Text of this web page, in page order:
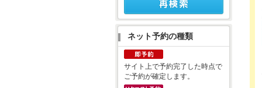
ネット予約の種類
サイト上で予約完了した時点で
ご予約が確定します。